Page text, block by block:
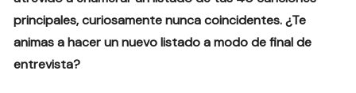
principales, curiosamente nunca coincidentes. ¿Te
animas a hacer un nuevo listado a modo de final de
entrevista?